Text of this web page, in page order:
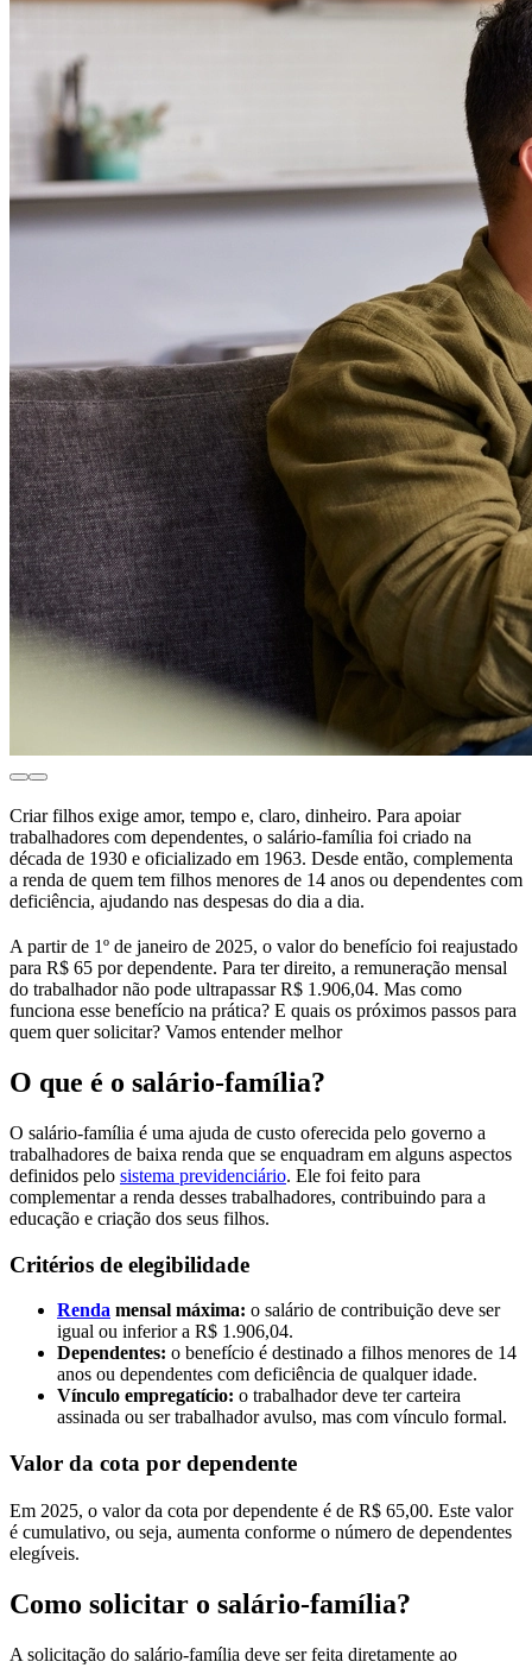
Criar filhos exige amor, tempo e, claro, dinheiro. Para apoiar
trabalhadores com dependentes, o salário-família foi criado na
década de 1930 e oficializado em 1963. Desde então, complementa
a renda de quem tem filhos menores de 14 anos ou dependentes com
deficiência, ajudando nas despesas do dia a dia.
A partir de 1º de janeiro de 2025, o valor do benefício foi reajustado
para R$ 65 por dependente. Para ter direito, a remuneração mensal
do trabalhador não pode ultrapassar R$ 1.906,04. Mas como
funciona esse benefício na prática? E quais os próximos passos para
quem quer solicitar? Vamos entender melhor
O que é o salário-família?
O salário-família é uma ajuda de custo oferecida pelo governo a
trabalhadores de baixa renda que se enquadram em alguns aspectos
definidos pelo sistema previdenciário. Ele foi feito para
complementar a renda desses trabalhadores, contribuindo para a
educação e criação dos seus filhos.
Critérios de elegibilidade
Renda mensal máxima: o salário de contribuição deve ser
igual ou inferior a R$ 1.906,04.
Dependentes: o benefício é destinado a filhos menores de 14
anos ou dependentes com deficiência de qualquer idade.
Vínculo empregatício: o trabalhador deve ter carteira
assinada ou ser trabalhador avulso, mas com vínculo formal.
Valor da cota por dependente
Em 2025, o valor da cota por dependente é de R$ 65,00. Este valor
é cumulativo, ou seja, aumenta conforme o número de dependentes
elegíveis.
Como solicitar o salário-família?
A solicitação do salário-família deve ser feita diretamente ao